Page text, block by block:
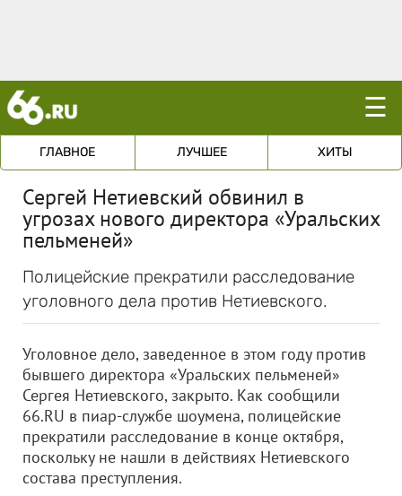
☰
ГЛАВНОЕ ЛУЧШЕЕ ХИТЫ
Сергей Нетиевский обвинил в
угрозах нового директора «Уральских
пельменей»
Полицейские прекратили расследование
уголовного дела против Нетиевского.
Уголовное дело, заведенное в этом году против
бывшего директора «Уральских пельменей»
Сергея Нетиевского, закрыто. Как сообщили
66.RU в пиар-службе шоумена, полицейские
прекратили расследование в конце октября,
поскольку не нашли в действиях Нетиевского
состава преступления.